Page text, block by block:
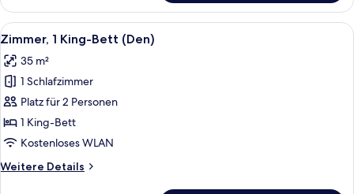
1
Schlafzimmer,
barrierefrei,
(Bathtub)
Alle
Fotos
für
Zimmer,
1 King-
Bett
(Den)
Ein Hotelzimmer mit einem großen
4
Zimmer, 1 King-Bett (Den)
35 m²
1 Schlafzimmer
Platz für 2 Personen
1 King-Bett
Kostenloses WLAN
Weitere Details
Weitere